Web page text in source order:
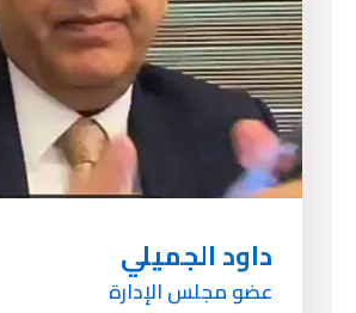
داود الجميلي
عضو مجلس الإدارة